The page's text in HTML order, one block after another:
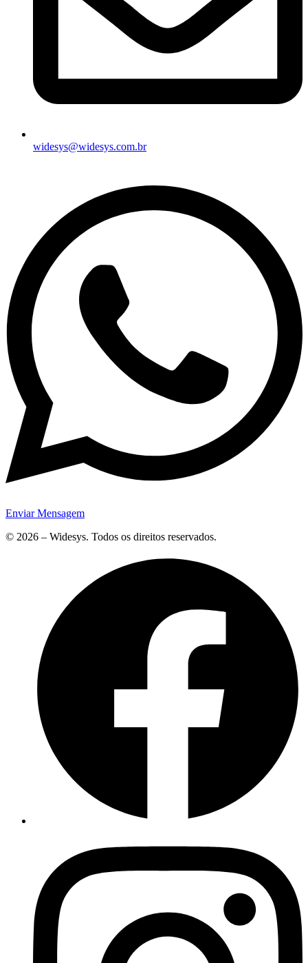
widesys@widesys.com.br
Enviar Mensagem
© 2026 – Widesys. Todos os direitos reservados.